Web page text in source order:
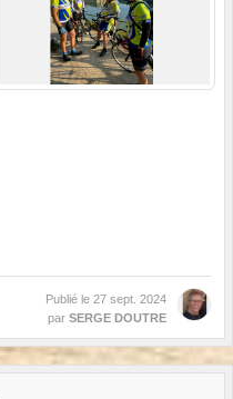
Publié le 27 sept. 2024
par SERGE DOUTRE